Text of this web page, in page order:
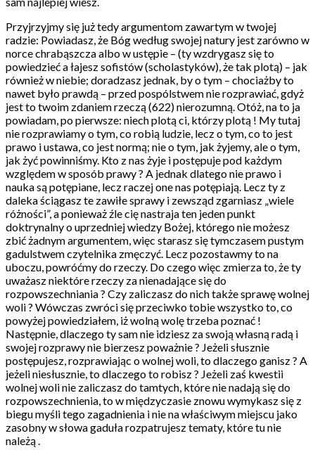
Przyjrzyjmy się już tedy argumentom zawartym w twojej
radzie: Powiadasz, że Bóg według swojej natury jest zarówno w
norce chrabąszcza albo w ustępie – (ty wzdrygasz się to
powiedzieć a łajesz sofistów (scholastyków), że tak plotą) – jak
również w niebie; doradzasz jednak, by o tym – chociażby to
nawet było prawdą – przed pospólstwem nie rozprawiać, gdyż
jest to twoim zdaniem rzeczą (622) nierozumną. Otóż, na to ja
powiadam, po pierwsze: niech plotą ci, którzy plotą ! My tutaj
nie rozprawiamy o tym, co robią ludzie, lecz o tym, co to jest
prawo i ustawa, co jest normą; nie o tym, jak żyjemy, ale o tym,
jak żyć powinniśmy. Kto z nas żyje i postępuje pod każdym
względem w sposób prawy ? A jednak dlatego nie prawo i
nauka są potępiane, lecz raczej one nas potępiają. Lecz ty z
daleka ściągasz te zawiłe sprawy i zewsząd zgarniasz „wiele
różności”, a ponieważ źle cię nastraja ten jeden punkt
doktrynalny o uprzedniej wiedzy Bożej, którego nie możesz
zbić żadnym argumentem, więc starasz się tymczasem pustym
gadulstwem czytelnika zmęczyć. Lecz pozostawmy to na
uboczu, powróćmy do rzeczy. Do czego więc zmierza to, że ty
uważasz niektóre rzeczy za nienadające się do
rozpowszechniania ? Czy zaliczasz do nich także sprawę wolnej
woli ? Wówczas zwróci się przeciwko tobie wszystko to, co
powyżej powiedziałem, iż wolną wolę trzeba poznać !
Następnie, dlaczego ty sam nie idziesz za swoją własną radą i
swojej rozprawy nie bierzesz poważnie ? Jeżeli słusznie
postępujesz, rozprawiając o wolnej woli, to dlaczego ganisz ? A
jeżeli niesłusznie, to dlaczego to robisz ? Jeżeli zaś kwestii
wolnej woli nie zaliczasz do tamtych, które nie nadają się do
rozpowszechnienia, to w międzyczasie znowu wymykasz się z
biegu myśli tego zagadnienia i nie na właściwym miejscu jako
zasobny w słowa gaduła rozpatrujesz tematy, które tu nie
należą .